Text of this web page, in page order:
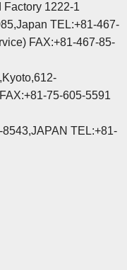
Factory 1222-1
TEL:+81-467-
FAX:+81-467-85-
75-605-5591
TEL:+81-